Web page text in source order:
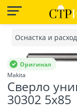
Оснастка и
Оригинал
Makita
Сверло
30302 5х85